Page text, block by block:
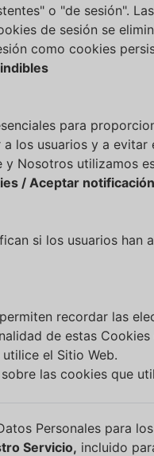
o "de sesión".
de sesión se
como cookies
para
los usuarios y a
Nosotros utilizamos
/ Aceptar notificación
si los usuarios han
recordar las
de estas
el Sitio Web.
las cookies que
Personales para
Servicio, incluido